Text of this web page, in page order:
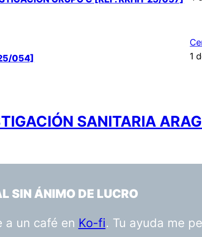
054]
1
SANITARIA
SIN ÁNIMO DE LUCRO
un café en Ko-fi. Tu ayuda me